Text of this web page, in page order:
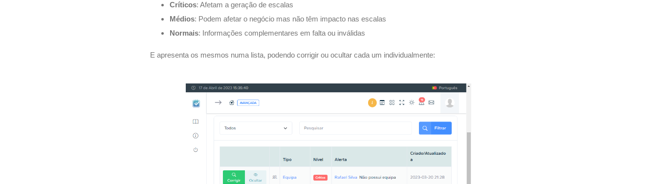
Críticos: Afetam a geração de escalas
Médios: Podem afetar o negócio mas não têm impacto nas escalas
Normais: Informações complementares em falta ou inválidas
E apresenta os mesmos numa lista, podendo corrigir ou ocultar cada um individualmente: